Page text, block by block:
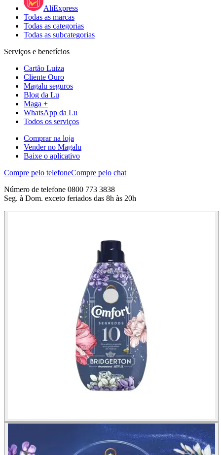
AliExpress
Todas as marcas
Todas as categorias
Todas as subcategorias
Serviços e benefícios
Cartão Luiza
Cliente Ouro
Magalu seguros
Blog da Lu
Maga +
WhatsApp da Lu
Todos os serviços
Comprar na loja
Vender no Magalu
Baixe o aplicativo
Compre pelo telefoneCompre pelo chat
Número de telefone 0800 773 3838
Seg. à Dom. exceto feriados das 8h às 20h